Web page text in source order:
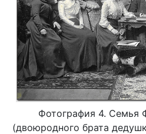
Фотография 4. Семья
(двоюродного брата